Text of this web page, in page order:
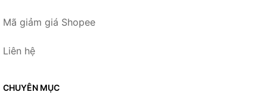
Mã giảm giá Shopee
Liên hệ
CHUYÊN MỤC